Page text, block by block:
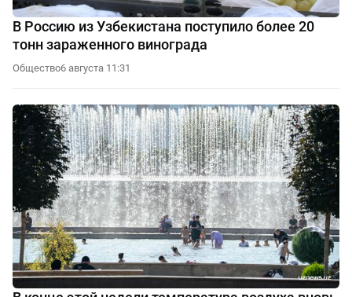
В Россию из Узбекистана поступило более 20
тонн зараженного винограда
Общество6 августа 11:31